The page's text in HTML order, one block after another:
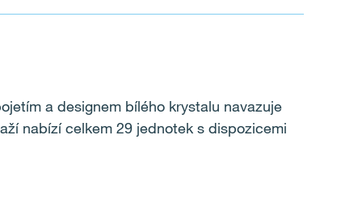
a designem bílého krystalu navazuje
nabízí celkem 29 jednotek s dispozicemi